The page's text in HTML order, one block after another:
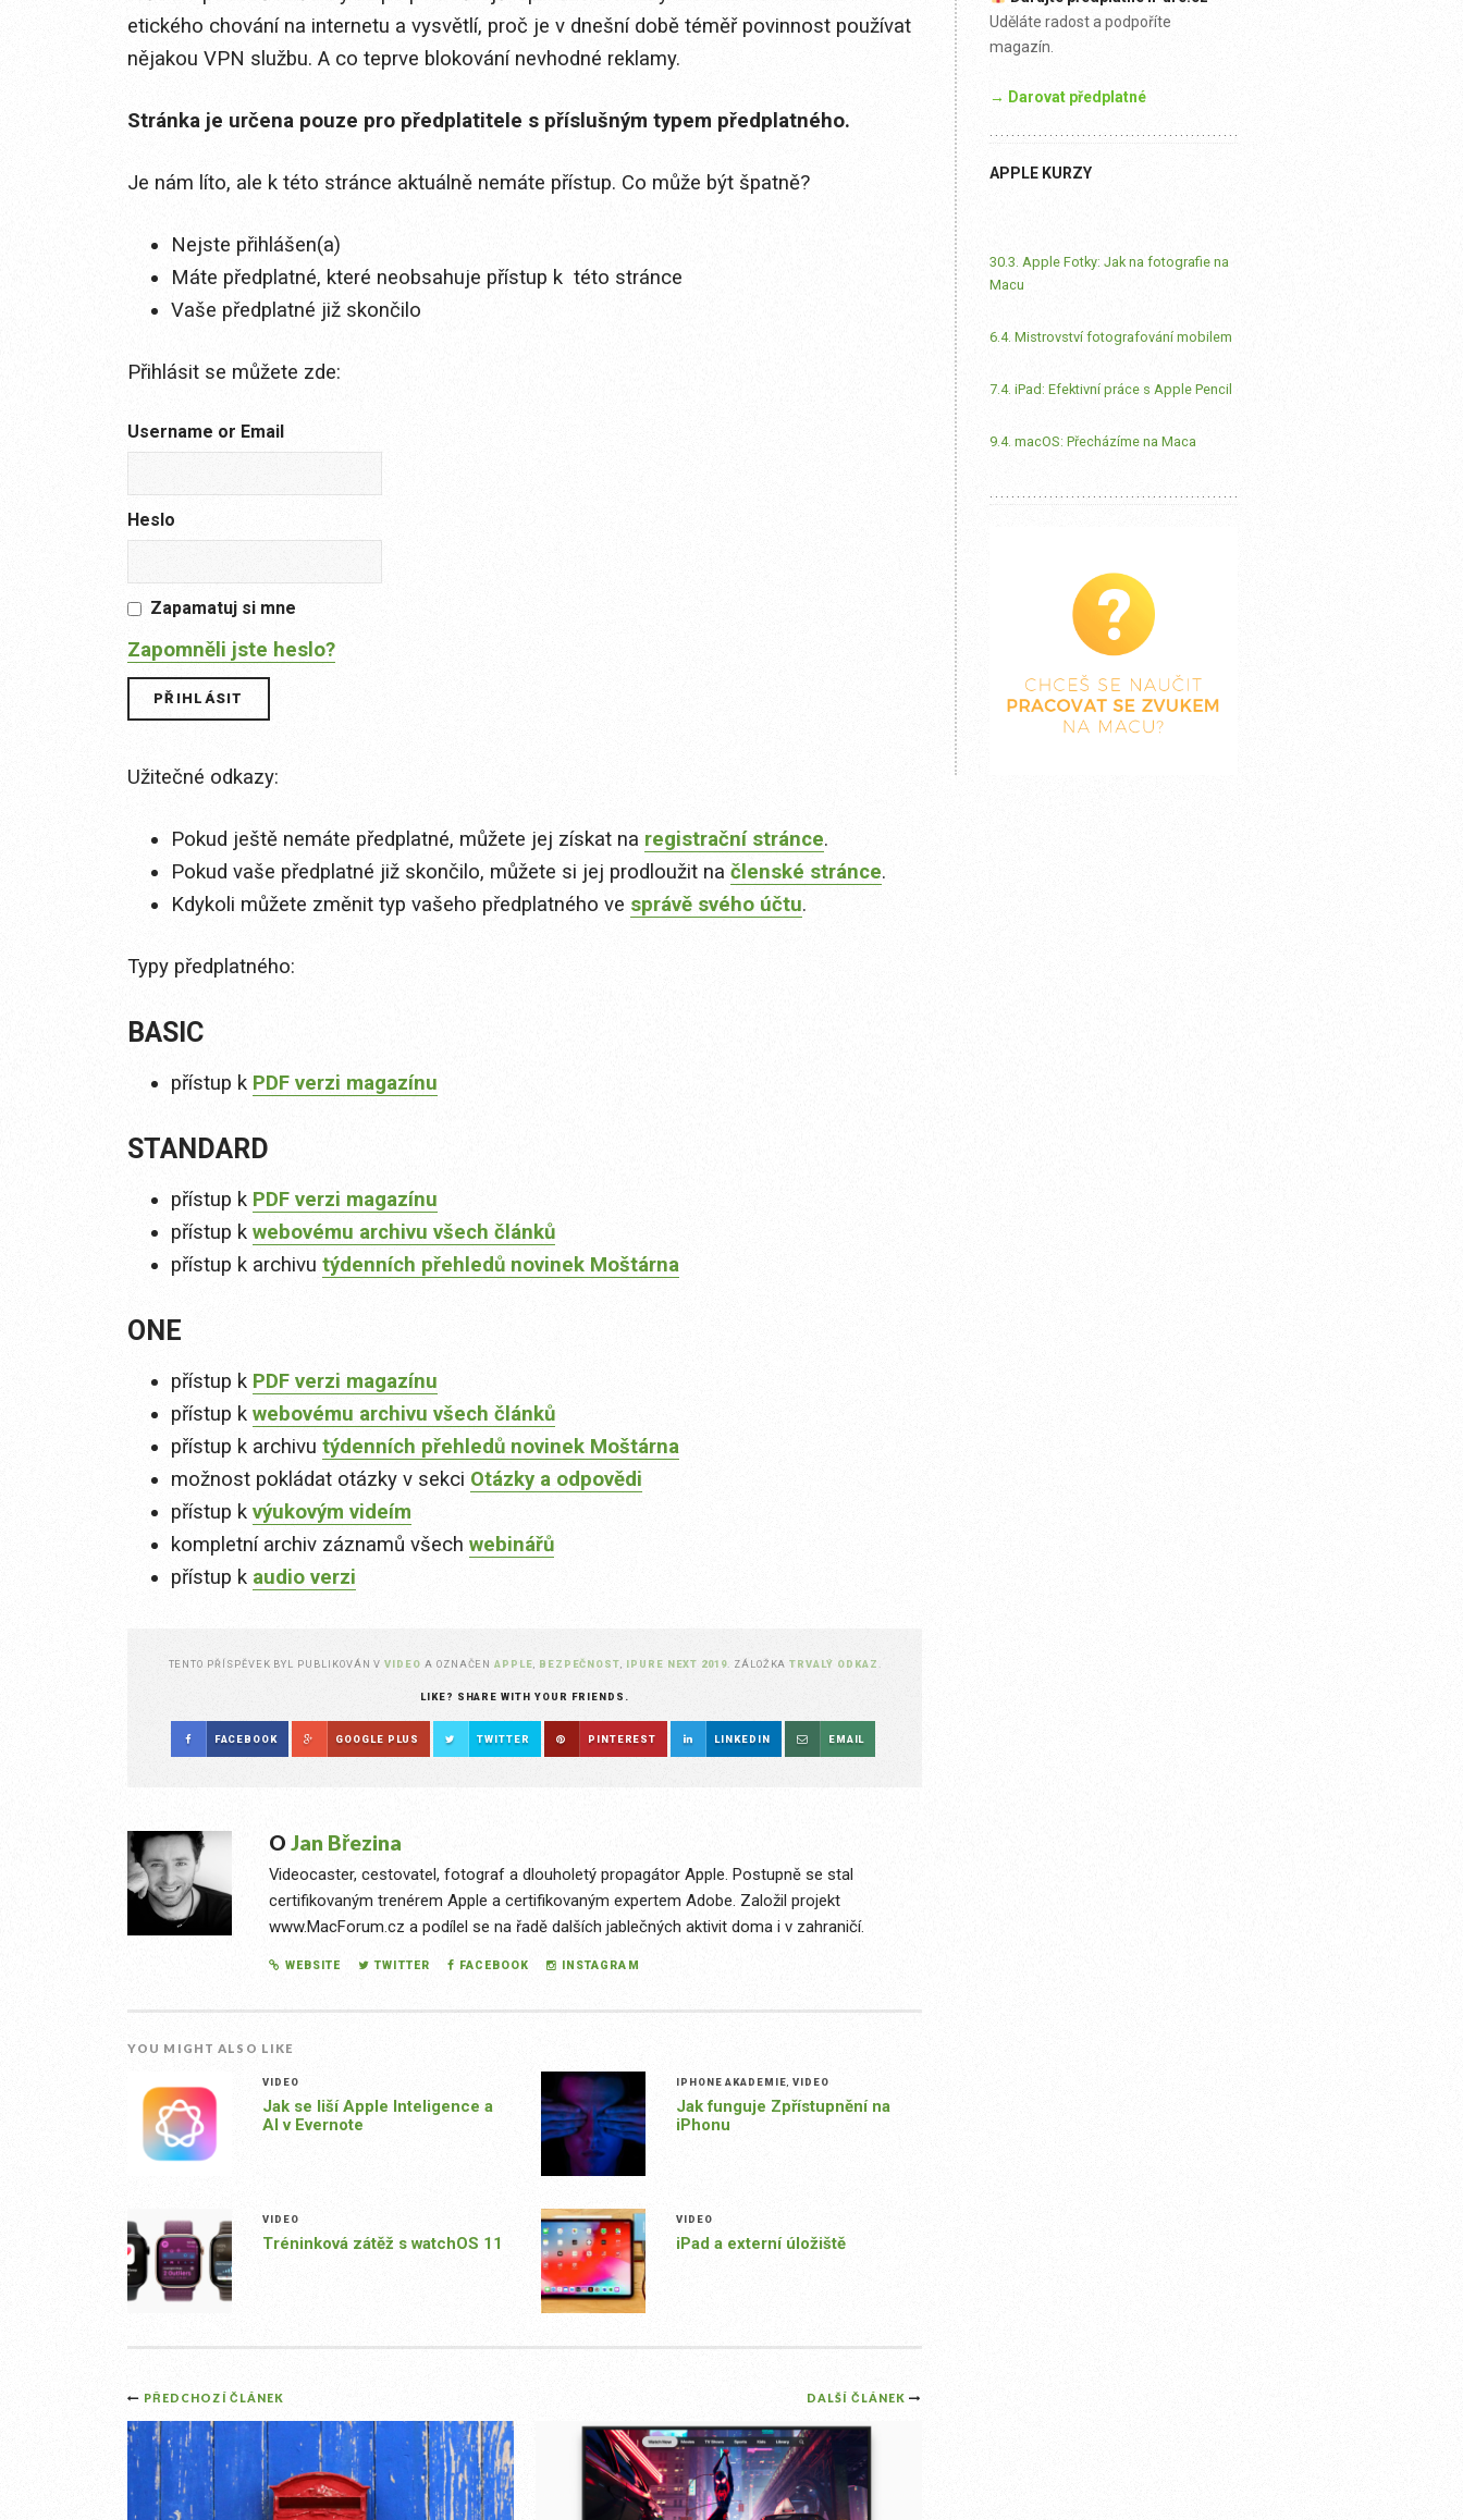
etického chování na internetu a vysvětlí, proč je v dnešní době téměř povinnost používat
nějakou VPN službu. A co teprve blokování nevhodné reklamy.
Stránka je určena pouze pro předplatitele s příslušným typem předplatného.
Je nám líto, ale k této stránce aktuálně nemáte přístup. Co může být špatně?
Nejste přihlášen(a)
Máte předplatné, které neobsahuje přístup k této stránce
Vaše předplatné již skončilo
Přihlásit se můžete zde:
Username or Email
Heslo
Zapamatuj si mne
Zapomněli jste heslo?
Užitečné odkazy:
Pokud ještě nemáte předplatné, můžete jej získat na registrační stránce.
Pokud vaše předplatné již skončilo, můžete si jej prodloužit na členské stránce.
Kdykoli můžete změnit typ vašeho předplatného ve správě svého účtu.
Typy předplatného:
BASIC
přístup k PDF verzi magazínu
STANDARD
přístup k PDF verzi magazínu
přístup k webovému archivu všech článků
přístup k archivu týdenních přehledů novinek Moštárna
ONE
přístup k PDF verzi magazínu
přístup k webovému archivu všech článků
přístup k archivu týdenních přehledů novinek Moštárna
možnost pokládat otázky v sekci Otázky a odpovědi
přístup k výukovým videím
kompletní archiv záznamů všech webinářů
přístup k audio verzi
TENTO PŘÍSPĚVEK BYL PUBLIKOVÁN VVIDEO A OZNAČENAPPLE BEZPEČNOST IPURE NEXT 2019. ZÁLOŽKATRVALÝ ODKAZ
LIKE? SHARE WITH YOUR FRIENDS.
FACEBOOK GOOGLE PLUS TWITTER PINTEREST LINKEDIN EMAIL
O Jan Březina
Videocaster, cestovatel, fotograf a dlouholetý propagátor Apple. Postupně se stal
certifikovaným trenérem Apple a certifikovaným expertem Adobe. Založil projekt
www.MacForum.cz a podílel se na řadě dalších jablečných aktivit doma i v zahraničí.
WEBSITE TWITTER FACEBOOK INSTAGRAM
YOU MIGHT ALSO LIKE
VIDEO
Jak se liší Apple Inteligence a
AI v Evernote
IPHONE AKADEMIE VIDEO
Jak funguje Zpřístupnění na
iPhonu
VIDEO
Tréninková zátěž s watchOS 11
VIDEO
iPad a externí úložiště
Post
navigation
DALŠÍ ČLÁNEK
PŘEDCHOZÍ ČLÁNEK
Uděláte radost a podpoříte
magazín.
→ Darovat předplatné
APPLE KURZY
30.3. Apple Fotky: Jak na fotografie na
Macu
6.4. Mistrovství fotografování mobilem
7.4. iPad: Efektivní práce s Apple Pencil
9.4. macOS: Přecházíme na Maca